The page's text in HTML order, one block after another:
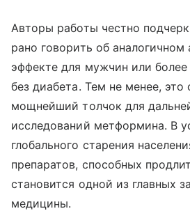
Авторы работы честно
рано говорить об аналогичном
эффекте для мужчин или
без диабета. Тем не менее, это
мощнейший толчок для
исследований метформина. В
глобального старения
препаратов, способных
становится одной из главных
медицины.